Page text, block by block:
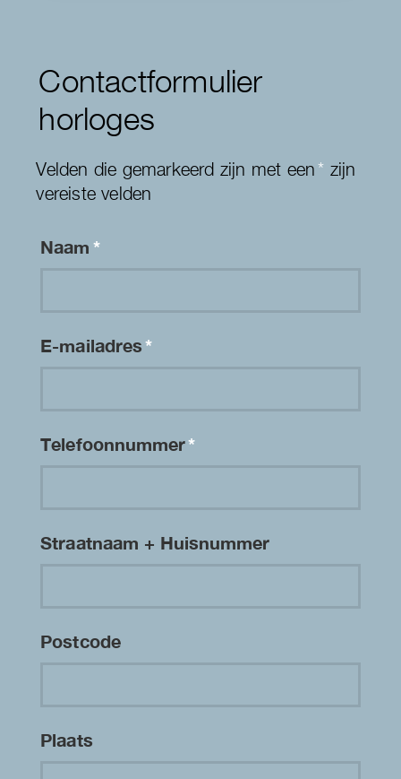
Contactformulier
horloges
Velden die gemarkeerd zijn met een* zijn
vereiste velden
Naam*
E-mailadres*
Telefoonnummer*
Straatnaam + Huisnummer
Postcode
Plaats